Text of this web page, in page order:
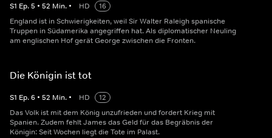
S1 Ep.5 • 52 Min. • HD
16
England ist in Schwierigkeiten, weil Sir Walter Raleigh spanische
Truppen in Südamerika angegriffen hat. Als diplomatischer Neuling
am englischen Hof gerät George zwischen die Fronten.
Die Königin ist tot
S1 Ep.6 • 52 Min. • HD
12
Das Volk ist mit dem König unzufrieden und fordert Krieg mit
Spanien. Zudem fehlt James das Geld für das Begräbnis der
Königin: Seit Wochen liegt die Tote im Palast.